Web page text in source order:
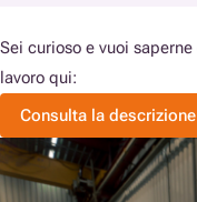
Sei curioso e vuoi
lavoro qui:
Consulta la